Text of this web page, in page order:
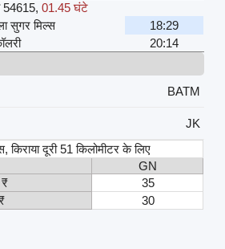
54615,01.45 घंटे
सुगर मिल्स
18:29
20:14
BATM
JK
दूरी 51 किलोमीटर के लिए
GN
35
30